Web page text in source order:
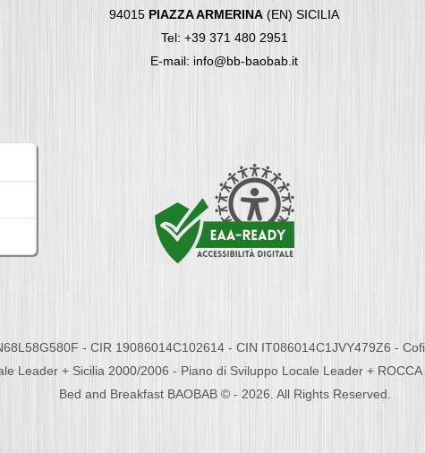
94015 PIAZZA ARMERINA (EN) SICILIA
Tel: +39 371 480 2951
E-mail: info@bb-baobab.it
- CIR 19086014C102614 - CIN IT086014C1JVY479Z6 -
Leader + Sicilia 2000/2006 - Piano di Sviluppo Locale Leader + ROCCA
Bed and Breakfast BAOBAB © - 2026. All Rights Reserved.